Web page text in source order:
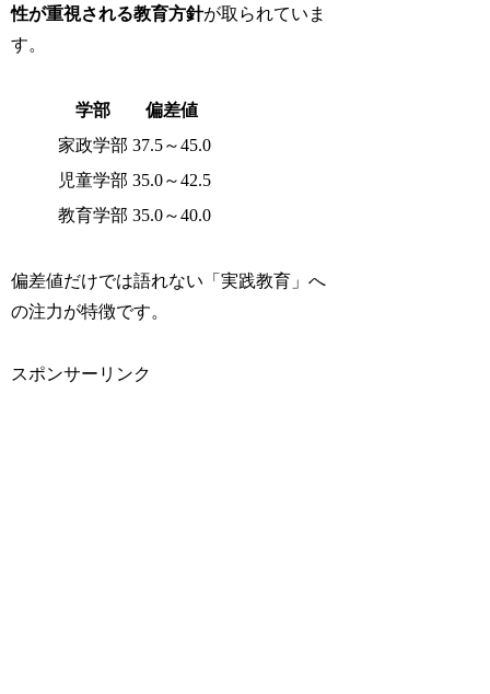
性が重視される教育方針が取られていま
す。
学部
偏差値
家政学部 37.5～45.0
児童学部 35.0～42.5
教育学部 35.0～40.0
偏差値だけでは語れない「実践教育」へ
の注力が特徴です。
スポンサーリンク